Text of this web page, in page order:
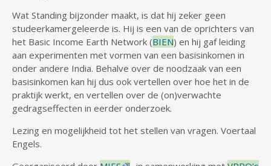
Wat Standing bijzonder maakt, is dat hij zeker geen
studeerkamergeleerde is. Hij is een van de oprichters van
het Basic Income Earth Network (BIEN) en hij gaf leiding
aan experimenten met vormen van een basisinkomen in
onder andere India. Behalve over de noodzaak van een
basisinkomen kan hij dus ook vertellen over hoe het in de
praktijk werkt, en vertellen over de (on)verwachte
gedragseffecten in eerder onderzoek.
Lezing en mogelijkheid tot het stellen van vragen. Voertaal
Engels.